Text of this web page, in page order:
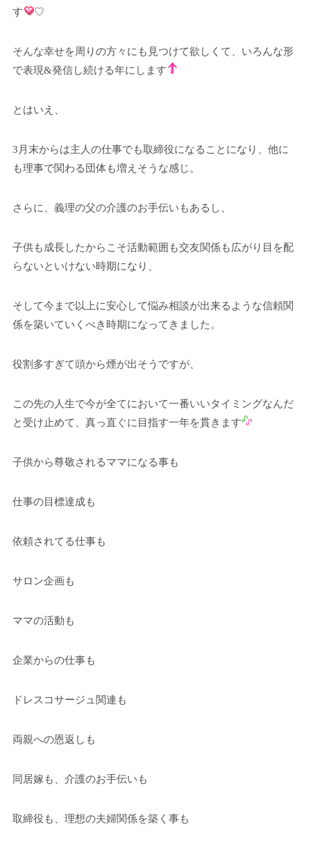
す
♡
そんな幸せを周りの方々にも見つけて欲しくて、いろんな形
で表現&発信し続ける年にします
とはいえ、
3月末からは主人の仕事でも取締役になることになり、他に
も理事で関わる団体も増えそうな感じ。
さらに、義理の父の介護のお手伝いもあるし、
子供も成長したからこそ活動範囲も交友関係も広がり目を配
らないといけない時期になり、
そして今まで以上に安心して悩み相談が出来るような信頼関
係を築いていくべき時期になってきました。
役割多すぎて頭から煙が出そうですが、
この先の人生で今が全てにおいて一番いいタイミングなんだ
と受け止めて、真っ直ぐに目指す一年を貫きます
子供から尊敬されるママになる事も
仕事の目標達成も
依頼されてる仕事も
サロン企画も
ママの活動も
企業からの仕事も
ドレスコサージュ関連も
両親への恩返しも
同居嫁も、介護のお手伝いも
取締役も、理想の夫婦関係を築く事も